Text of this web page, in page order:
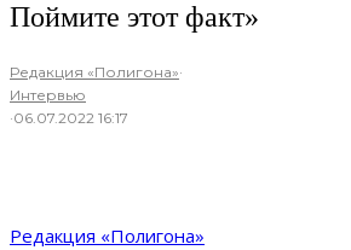
Поймите этот факт»
Редакция «Полигона»·
Интервью
·06.07.2022 16:17
Редакция «Полигона»